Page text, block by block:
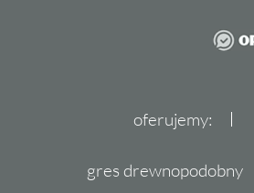
oferujemy:
gres drewnopodobny